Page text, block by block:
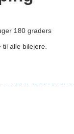
180 graders
til alle bilejere.